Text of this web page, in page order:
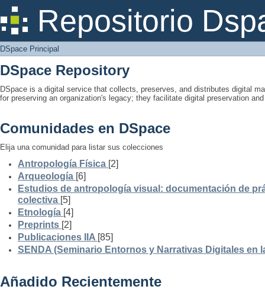
Repositorio
DSpace Principal
DSpace Principal
DSpace Repository
DSpace is a digital service that collects, preserves, and distributes digital
for preserving an organization's legacy; they facilitate digital preservation
Comunidades en DSpace
Elija una comunidad para listar sus colecciones
Antropología Física [2]
Arqueología [6]
Estudios de antropología visual: documentación de
colectiva [5]
Etnología [4]
Preprints [2]
Publicaciones IIA [85]
SENDA (Seminario Entornos y Narrativas Digitales en
Añadido Recientemente